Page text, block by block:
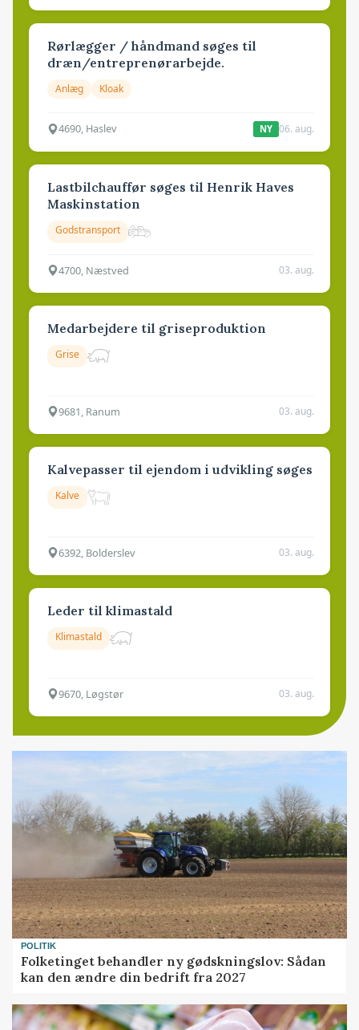
Rørlægger / håndmand søges til
dræn/entreprenørarbejde.
Anlæg Kloak
4690, Haslev NY 06. aug.
Lastbilchauffør søges til Henrik Haves
Maskinstation
Godstransport
4700, Næstved 03. aug.
Medarbejdere til griseproduktion
Grise
9681, Ranum 03. aug.
Kalvepasser til ejendom i udvikling søges
Kalve
6392, Bolderslev 03. aug.
Leder til klimastald
Klimastald
9670, Løgstør 03. aug.
POLITIK
Folketinget behandler ny gødskningslov: Sådan
kan den ændre din bedrift fra 2027